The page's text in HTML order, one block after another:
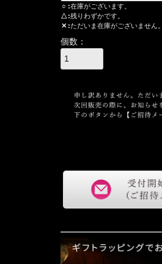
○
在庫がございます。
△ 残りわずかです。
✕ ただいま在庫がございません。